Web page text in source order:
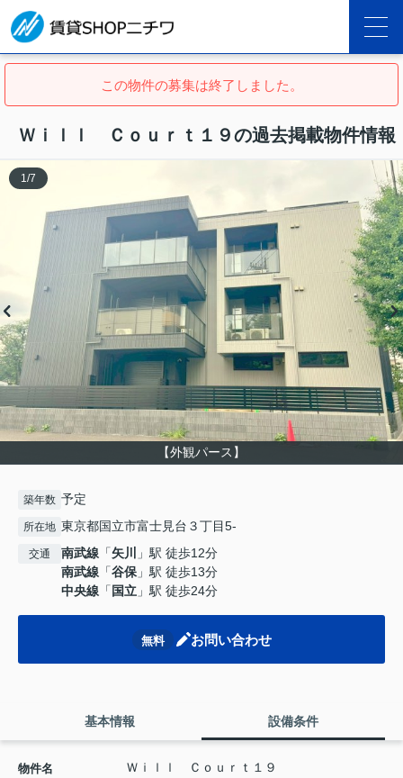
この物件の募集は終了しました。
Ｗｉｌｌ Ｃｏｕｒｔ１９の過去掲載物件情報
【外観パース】
1 /7
築年数 予定
所在地 東京都国立市富士見台３丁目5-
交通 南武線 「矢川
」駅 徒歩12分
南武線 「谷保 」駅 徒歩13分
中央線 「 国立 」駅 徒歩24分
無料 お問い合わせ
基本情報 設備条件
物件名 Ｗｉｌｌ Ｃｏｕｒｔ１９